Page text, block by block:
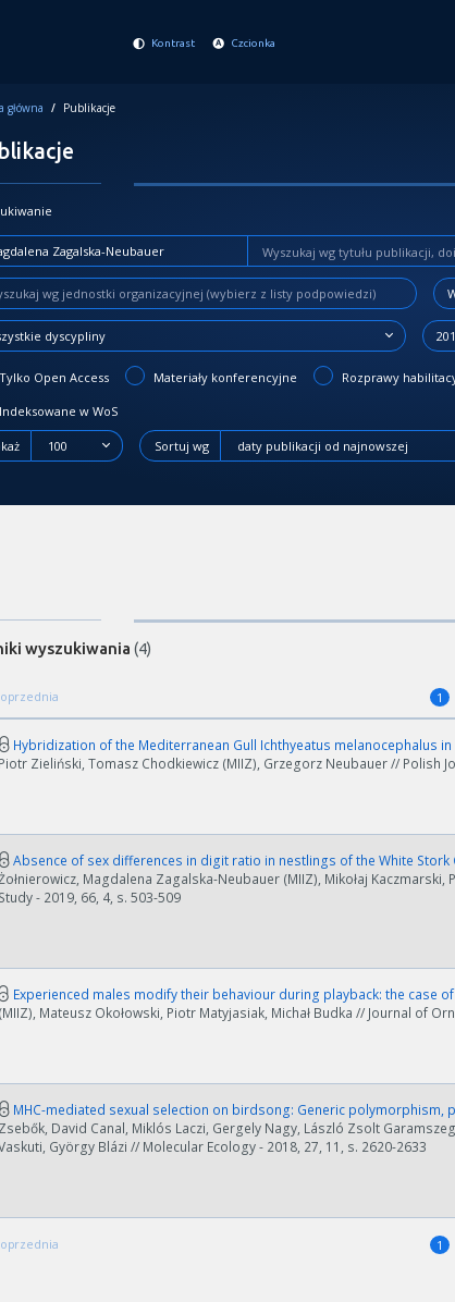
Kontrast Czcionka
główna / Publikacje
dyscypliny
Tylko Open Access Materiały konferencyjne Rozprawy
Indeksowane w WoS
100 Sortuj wg daty publikacji od najnowszej
wyszukiwania (4)
1
Hybridization of the Mediterranean Gull Ichthyeatus melanocephalus in
Piotr Zieliński, Tomasz Chodkiewicz (MIIZ), Grzegorz Neubauer // Polish
Absence of sex differences in digit ratio in nestlings of the White
Magdalena Zagalska-Neubauer (MIIZ), Mikołaj Kaczmarski,
Study - 2019, 66, 4, s. 503-509
Experienced males modify their behaviour during playback: the case
(MIIZ), Mateusz Okołowski, Piotr Matyjasiak, Michał Budka // Journal of
MHC-mediated sexual selection on birdsong: Generic polymorphism,
Zsebők, David Canal, Miklós Laczi, Gergely Nagy, László Zsolt
György Blázi // Molecular Ecology - 2018, 27, 11, s. 2620-2633
1